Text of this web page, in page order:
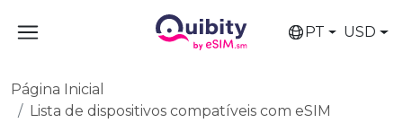
PT USD
Página Inicial
Lista de dispositivos compatíveis com eSIM